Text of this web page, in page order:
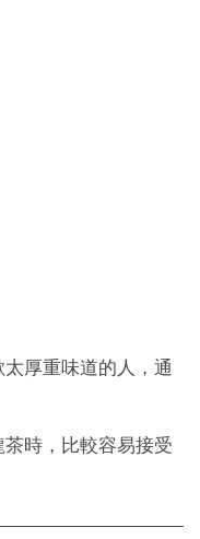
厚重味道的人，通
時，比較容易接受